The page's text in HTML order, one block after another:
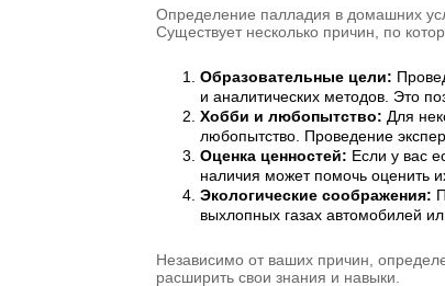
Определение палладия в домашних
Существует несколько причин, по
Образовательные цели:
и аналитических методов. Это
Хобби и любопытство: Для
любопытство. Проведение
Оценка ценностей: Если у вас
наличия может помочь оценить
Экологические соображения:
выхлопных газах автомобилей
Независимо от ваших причин,
расширить свои знания и навыки.